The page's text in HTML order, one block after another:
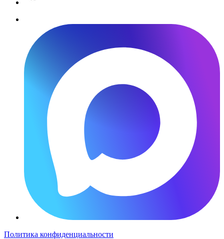
Политика конфиденциальности